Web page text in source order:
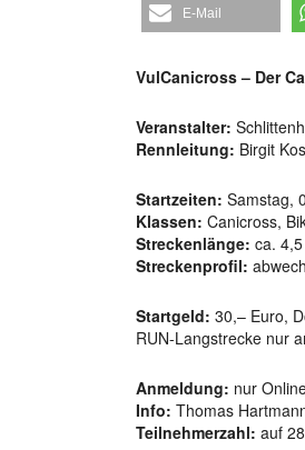
E-Mail
VulCanicross – Der
Veranstalter:
Rennleitung: Birgit
Startzeiten: Samstag,
Klassen: Canicross,
Streckenlänge: ca.
Streckenprofil:
Startgeld: 30,– Euro,
RUN-Langstrecke nur
Anmeldung: nur
Info: Thomas
Teilnehmerzahl: auf